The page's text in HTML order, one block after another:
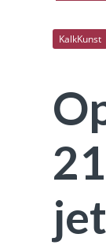
KalkKunst